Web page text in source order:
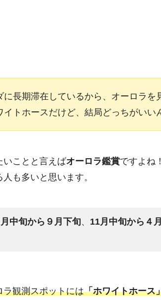
に長期滞在しているから、オーロラを
イトホースだけど、結局どっちがいい
いことと言えばオーロラ鑑賞ですよね
も多いと思います。
月中旬から９月下旬、 11月中旬から４
観測スポットには「ホワイトホース